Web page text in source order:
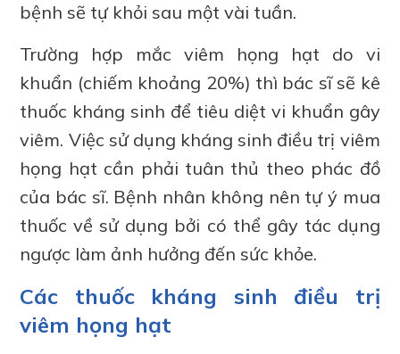
bệnh sẽ tự khỏi sau một vài tuần.
Trường hợp mắc viêm họng hạt do vi
khuẩn (chiếm khoảng 20%) thì bác sĩ sẽ kê
thuốc kháng sinh để tiêu diệt vi khuẩn gây
viêm. Việc sử dụng kháng sinh điều trị viêm
họng hạt cần phải tuân thủ theo phác đồ
của bác sĩ. Bệnh nhân không nên tự ý mua
thuốc về sử dụng bởi có thể gây tác dụng
ngược làm ảnh hưởng đến sức khỏe.
Các thuốc kháng sinh điều trị
viêm họng hạt